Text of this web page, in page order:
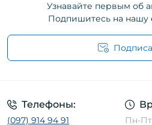
Узнавайте первым об
Подпишитесь на нашу
Телефоны:
(097) 914 94 91
Пн-